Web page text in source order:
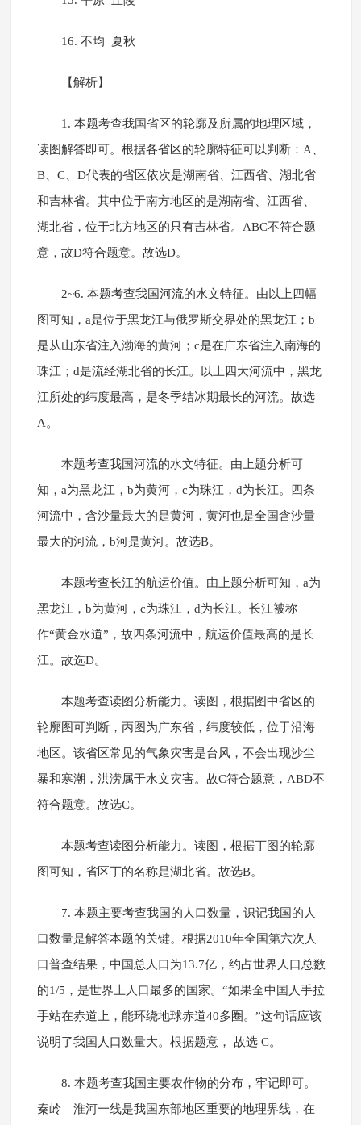
16. 不均 夏秋
【解析】
1. 本题考查我国省区的轮廓及所属的地理区域，
读图解答即可。根据各省区的轮廓特征可以判断：A、
B、C、D代表的省区依次是湖南省、江西省、湖北省
和吉林省。其中位于南方地区的是湖南省、江西省、
湖北省，位于北方地区的只有吉林省。ABC不符合题
意，故D符合题意。故选D。
2~6. 本题考查我国河流的水文特征。由以上四幅
图可知，a是位于黑龙江与俄罗斯交界处的黑龙江；b
是从山东省注入渤海的黄河；c是在广东省注入南海的
珠江；d是流经湖北省的长江。以上四大河流中，黑龙
江所处的纬度最高，是冬季结冰期最长的河流。故选
A。
本题考查我国河流的水文特征。由上题分析可
知，a为黑龙江，b为黄河，c为珠江，d为长江。四条
河流中，含沙量最大的是黄河，黄河也是全国含沙量
最大的河流，b河是黄河。故选B。
本题考查长江的航运价值。由上题分析可知，a为
黑龙江，b为黄河，c为珠江，d为长江。长江被称
作“黄金水道”，故四条河流中，航运价值最高的是长
江。故选D。
本题考查读图分析能力。读图，根据图中省区的
轮廓图可判断，丙图为广东省，纬度较低，位于沿海
地区。该省区常见的气象灾害是台风，不会出现沙尘
暴和寒潮，洪涝属于水文灾害。故C符合题意，ABD不
符合题意。故选C。
本题考查读图分析能力。读图，根据丁图的轮廓
图可知，省区丁的名称是湖北省。故选B。
7. 本题主要考查我国的人口数量，识记我国的人
口数量是解答本题的关键。根据2010年全国第六次人
口普查结果，中国总人口为13.7亿，约占世界人口总数
的1/5，是世界上人口最多的国家。“如果全中国人手拉
手站在赤道上，能环绕地球赤道40多圈。”这句话应该
说明了我国人口数量大。根据题意， 故选 C。
8. 本题考查我国主要农作物的分布，牢记即可。
秦岭—淮河一线是我国东部地区重要的地理界线，在